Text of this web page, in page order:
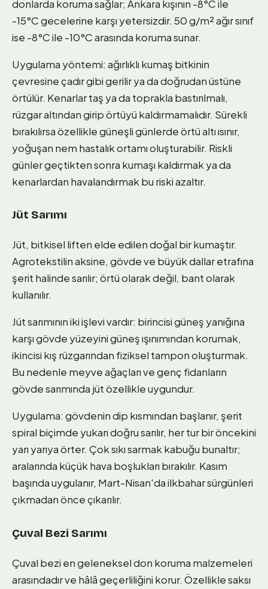
donlarda koruma sağlar; Ankara kışının -8°C ile
-15°C gecelerine karşı yetersizdir. 50 g/m² ağır sınıf
ise -8°C ile -10°C arasında koruma sunar.
Uygulama yöntemi: ağırlıklı kumaş bitkinin
çevresine çadır gibi gerilir ya da doğrudan üstüne
örtülür. Kenarlar taş ya da toprakla bastırılmalı,
rüzgar altından girip örtüyü kaldırmamalıdır. Sürekli
bırakılırsa özellikle güneşli günlerde örtü altı ısınır,
yoğuşan nem hastalık ortamı oluşturabilir. Riskli
günler geçtikten sonra kumaşı kaldırmak ya da
kenarlardan havalandırmak bu riski azaltır.
Jüt Sarımı
Jüt, bitkisel liften elde edilen doğal bir kumaştır.
Agrotekstilin aksine, gövde ve büyük dallar etrafına
şerit halinde sarılır; örtü olarak değil, bant olarak
kullanılır.
Jüt sarımının iki işlevi vardır: birincisi güneş yanığına
karşı gövde yüzeyini güneş ışınımından korumak,
ikincisi kış rüzgarından fiziksel tampon oluşturmak.
Bu nedenle meyve ağaçları ve genç fidanların
gövde sarımında jüt özellikle uygundur.
Uygulama: gövdenin dip kısmından başlanır, şerit
spiral biçimde yukarı doğru sarılır, her tur bir öncekini
yarı yarıya örter. Çok sıkı sarmak kabuğu bunaltır;
aralarında küçük hava boşlukları bırakılır. Kasım
başında uygulanır, Mart-Nisan'da ilkbahar sürgünleri
çıkmadan önce çıkarılır.
Çuval Bezi Sarımı
Çuval bezi en geleneksel don koruma malzemeleri
arasındadır ve hâlâ geçerliliğini korur. Özellikle saksı